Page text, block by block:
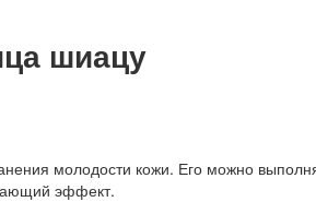
шиацу
молодости кожи. Его можно
эффект.